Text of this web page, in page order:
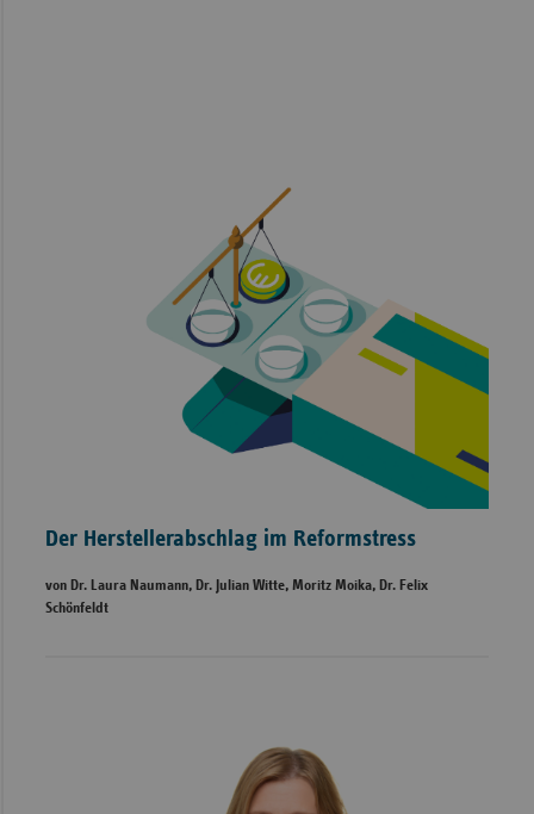
Der Herstellerabschlag im Reformstress
von Dr. Laura Naumann, Dr. Julian Witte, Moritz Moika, Dr. Felix
Schönfeldt